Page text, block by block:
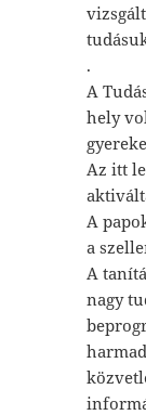
.
A
hely
Az itt
A
a
A
nagy